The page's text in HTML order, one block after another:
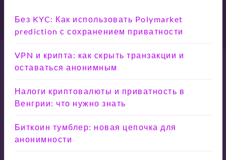
Без KYC: Как использовать Polymarket
prediction с сохранением приватности
VPN и крипта: как скрыть транзакции и
оставаться анонимным
Налоги криптовалюты и приватность в
Венгрии: что нужно знать
Биткоин тумблер: новая цепочка для
анонимности